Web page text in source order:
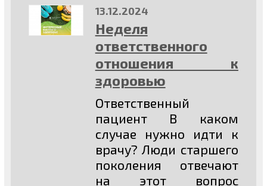
13.12.2024
Неделя
ответственного
отношения к
здоровью
Ответственный
пациент В каком
случае нужно идти к
врачу? Люди старшего
поколения отвечают
на этот вопрос